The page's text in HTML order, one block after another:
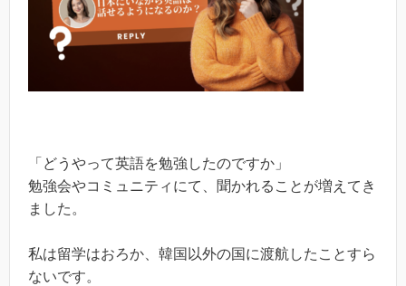
「どうやって英語を勉強したのですか」
勉強会やコミュニティにて、聞かれることが増えてき
ました。
私は留学はおろか、韓国以外の国に渡航したことすら
ないです。